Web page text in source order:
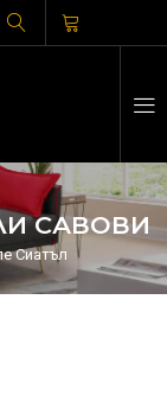
САВОВИ
Сиатъл